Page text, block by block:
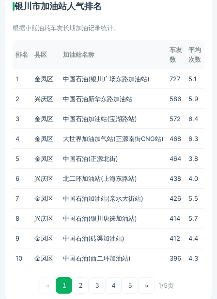
银川市加油站人气排名
根据小熊油耗车友长期加油记录统计。
排名 县区 加油站名称
车友
数
平均
次数
1 金凤区 中国石油(银川广场东路加油站) 727 5.1
2 兴庆区 中国石油新华东路加油站 586 5.9
3 金凤区 中国石油加油站(宝湖路站) 572 6.4
4 金凤区 大世界加油加气站(正源南街CNG站) 468 6.3
5 金凤区 中国石油(正源北街) 464 3.8
6 兴庆区 北二环加油站(上海东路站) 438 4.0
7 金凤区 中国石油加油站(亲水大街站) 426 5.5
8 兴庆区 中国石油(银川唐徕加油站) 414 5.7
9 金凤区 中国石油(砖渠加油站) 412 4.4
10 金凤区 中国石油(西二环加油站) 396 4.3
« 1 2 3 4 5 » 1/5页